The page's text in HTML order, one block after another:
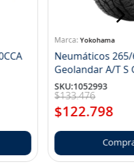
Yokohama
Neumáticos 265/
SKU:1052993
$133.476
$122.798